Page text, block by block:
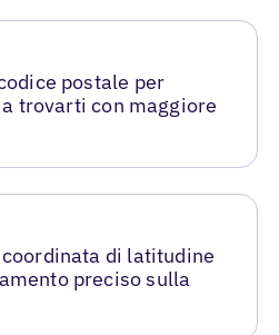
postale per
trovarti con maggiore
di latitudine
preciso sulla